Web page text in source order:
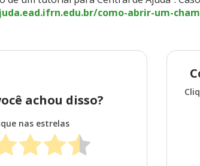
como-abrir-um-
achou disso?
nas estrelas